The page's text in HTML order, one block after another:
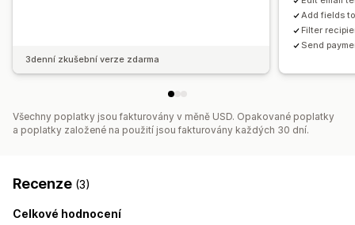
3denní zkušební verze zdarma
Add fields
Filter
Send
Všechny poplatky jsou fakturovány v měně USD. Opakované poplatky
a poplatky založené na použití jsou fakturovány každých 30 dní.
Recenze (3)
Celkové hodnocení